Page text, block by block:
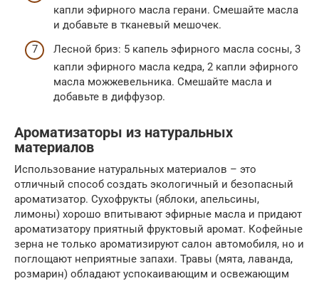
капли эфирного масла герани. Смешайте масла
и добавьте в тканевый мешочек.
Лесной бриз: 5 капель эфирного масла сосны, 3
капли эфирного масла кедра, 2 капли эфирного
масла можжевельника. Смешайте масла и
добавьте в диффузор.
Ароматизаторы из натуральных
материалов
Использование натуральных материалов – это
отличный способ создать экологичный и безопасный
ароматизатор. Сухофрукты (яблоки, апельсины,
лимоны) хорошо впитывают эфирные масла и придают
ароматизатору приятный фруктовый аромат. Кофейные
зерна не только ароматизируют салон автомобиля, но и
поглощают неприятные запахи. Травы (мята, лаванда,
розмарин) обладают успокаивающим и освежающим